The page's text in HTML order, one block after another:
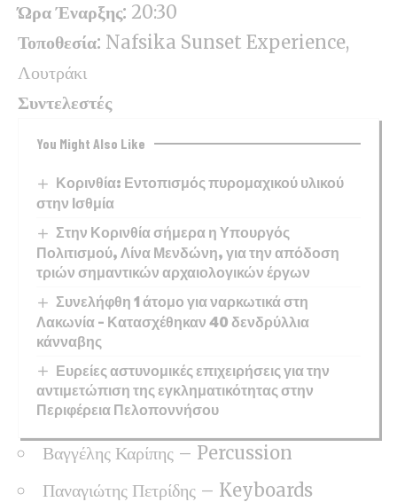
Ώρα Έναρξης: 20:30
Τοποθεσία: Nafsika Sunset Experience,
Λουτράκι
Συντελεστές
You Might Also Like
Κορινθία: Εντοπισμός πυρομαχικού υλικού
στην Ισθμία
Στην Κορινθία σήμερα η Υπουργός
Πολιτισμού, Λίνα Μενδώνη, για την απόδοση
τριών σημαντικών αρχαιολογικών έργων
Συνελήφθη 1 άτομο για ναρκωτικά στη
Λακωνία – Κατασχέθηκαν 40 δενδρύλλια
κάνναβης
Ευρείες αστυνομικές επιχειρήσεις για την
αντιμετώπιση της εγκληματικότητας στην
Περιφέρεια Πελοποννήσου
Βαγγέλης Καρίπης – Percussion
Παναγιώτης Πετρίδης – Keyboards